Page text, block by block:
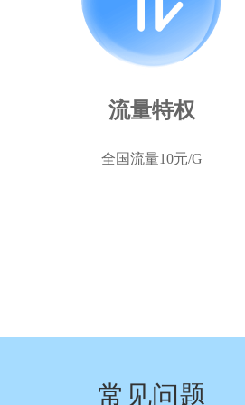
流量特权
全国流量10元/G
常见问题